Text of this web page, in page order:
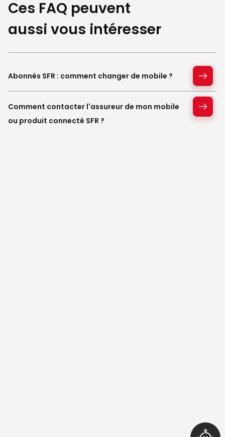
Ces FAQ peuvent
aussi vous intéresser
Abonnés SFR : comment changer de mobile ?
Comment contacter l'assureur de mon mobile
ou produit connecté SFR ?